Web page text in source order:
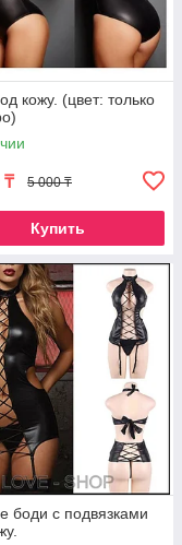
кожу. (цвет: только
₸ 5 000 ₸
Купить
боди с подвязками